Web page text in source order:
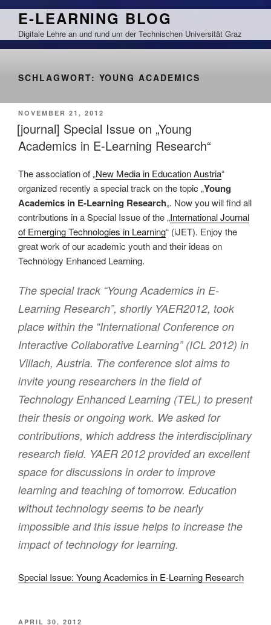
Zum
springen
E-LEARNING BLOG
Digitale Lehre an und rund um der Technischen Universität Graz
SCHLAGWORT: YOUNG ACADEMICS
VERÖFFENTLICHT
AM
NOVEMBER 21, 2012
[journal] Special Issue on „Young
Academics in E-Learning Research“
The association of „New Media in Education Austria“
organized recently a special track on the topic „Young
Academics in E-Learning Research„. Now you will find all
contributions in a Special Issue of the „International Journal
of Emerging Technologies in Learning“ (iJET). Enjoy the
great work of our academic youth and their ideas on
Technology Enhanced Learning.
The special track “Young Academics in E-
Learning Research”, shortly YAER2012, took
place within the “International Conference on
Interactive Collaborative Learning” (ICL 2012) in
Villach, Austria. The conference slot aims to
invite young researchers in the field of
Technology Enhanced Learning (TEL) to present
their thesis or ongoing work. We asked for
contributions, which address the interdisciplinary
research field. YAER 2012 provided an excellent
space for discussions in order to improve
learning and teaching of tomorrow. Education
without technology seems to be nearly
impossible and this issue helps to increase the
impact of technology for learning.
Special Issue: Young Academics in E-Learning Research
VERÖFFENTLICHT
APRIL 30, 2012